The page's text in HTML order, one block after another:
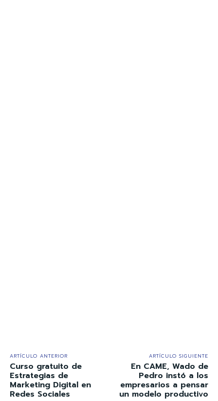
ARTÍCULO ANTERIOR
Curso gratuito de
Estrategias de
Marketing Digital en
Redes Sociales
ARTÍCULO SIGUIENTE
En CAME, Wado de
Pedro instó a los
empresarios a pensar
un modelo productivo